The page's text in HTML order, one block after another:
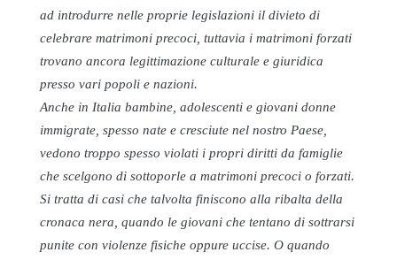
ad introdurre nelle proprie legislazioni il divieto di
celebrare matrimoni precoci, tuttavia i matrimoni forzati
trovano ancora legittimazione culturale e giuridica
presso vari popoli e nazioni.
Anche in Italia bambine, adolescenti e giovani donne
immigrate, spesso nate e cresciute nel nostro Paese,
vedono troppo spesso violati i propri diritti da famiglie
che scelgono di sottoporle a matrimoni precoci o forzati.
Si tratta di casi che talvolta finiscono alla ribalta della
cronaca nera, quando le giovani che tentano di sottrarsi
punite con violenze fisiche oppure uccise. O quando